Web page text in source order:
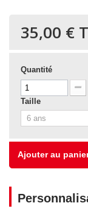
35,00 €
Quantité
Taille
Ajouter au